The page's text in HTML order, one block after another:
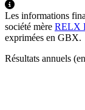
Les informations
société mère RELX
exprimées en GBX.
Résultats annuels